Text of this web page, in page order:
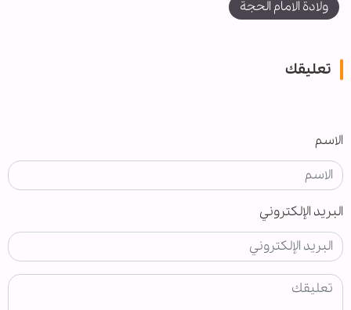
ولادة الامام الحجة
تعليقك
الاسم
البريد الإلكتروني